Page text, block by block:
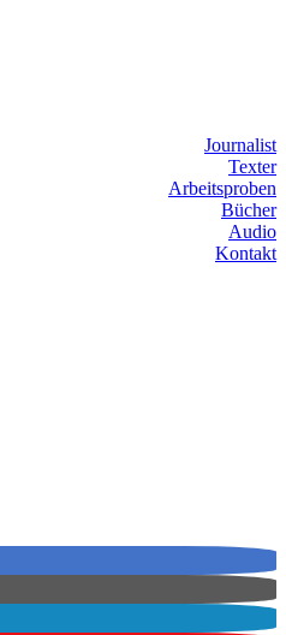
Journalist
Texter
Arbeitsproben
Bücher
Audio
Kontakt